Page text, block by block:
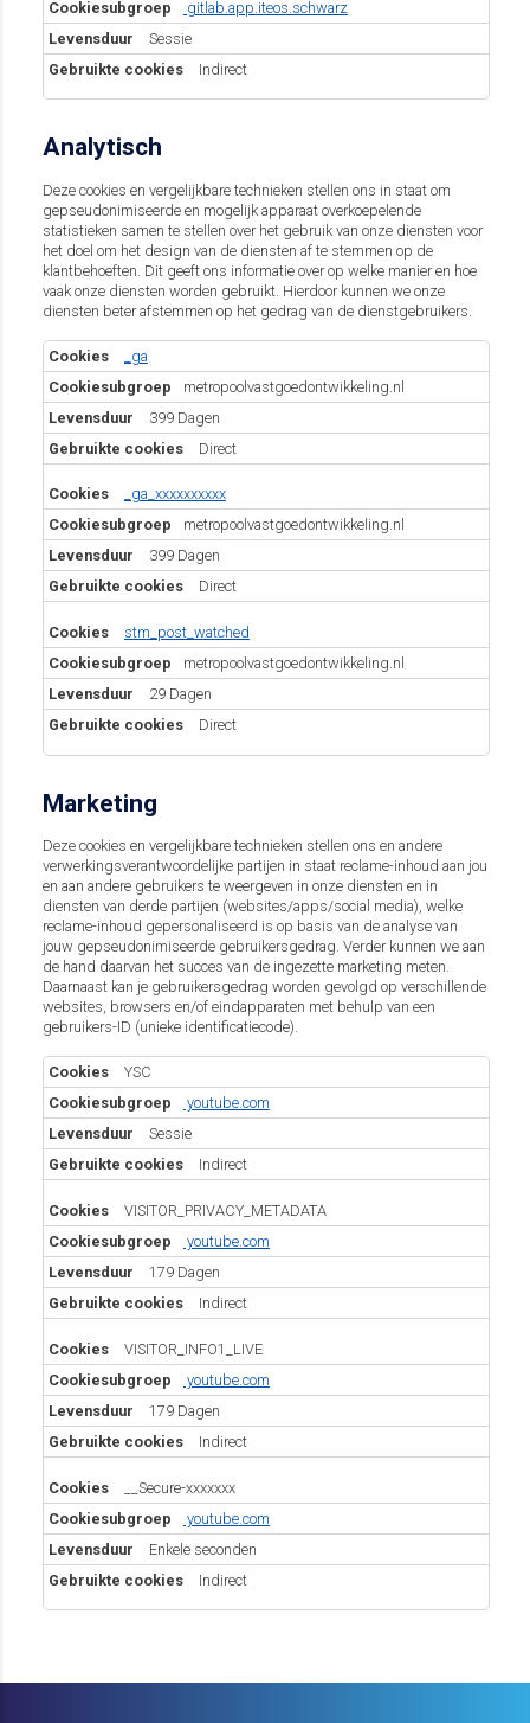
gitlab.app.iteos.schwarz
Sessie
Indirect
Analytisch
Deze cookies en vergelijkbare technieken stellen ons in staat om
gepseudonimiseerde en mogelijk apparaat overkoepelende
statistieken samen te stellen over het gebruik van onze diensten voor
het doel om het design van de diensten af te stemmen op de
klantbehoeften. Dit geeft ons informatie over op welke manier en hoe
vaak onze diensten worden gebruikt. Hierdoor kunnen we onze
diensten beter afstemmen op het gedrag van de dienstgebruikers.
Analytisch
_ga
metropoolvastgoedontwikkeling.nl
399 Dagen
Direct
_ga_xxxxxxxxxx
metropoolvastgoedontwikkeling.nl
399 Dagen
Direct
stm_post_watched
metropoolvastgoedontwikkeling.nl
29 Dagen
Direct
Marketing
Deze cookies en vergelijkbare technieken stellen ons en andere
verwerkingsverantwoordelijke partijen in staat reclame-inhoud aan jou
en aan andere gebruikers te weergeven in onze diensten en in
diensten van derde partijen (websites/apps/social media), welke
reclame-inhoud gepersonaliseerd is op basis van de analyse van
jouw gepseudonimiseerde gebruikersgedrag. Verder kunnen we aan
de hand daarvan het succes van de ingezette marketing meten.
Daarnaast kan je gebruikersgedrag worden gevolgd op verschillende
websites, browsers en/of eindapparaten met behulp van een
gebruikers-ID (unieke identificatiecode).
Marketing
YSC
youtube.com
Sessie
Indirect
VISITOR_PRIVACY_METADATA
youtube.com
179 Dagen
Indirect
VISITOR_INFO1_LIVE
youtube.com
179 Dagen
Indirect
__Secure-xxxxxxx
youtube.com
Enkele seconden
Indirect